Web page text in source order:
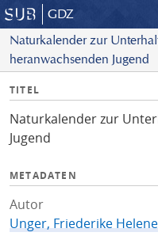
GDZ
Naturkalender zur
heranwachsenden Jugend
I
f
o
TITEL
Naturkalender zur
Jugend
METADATEN
Autor
Unger, Friederike Helene